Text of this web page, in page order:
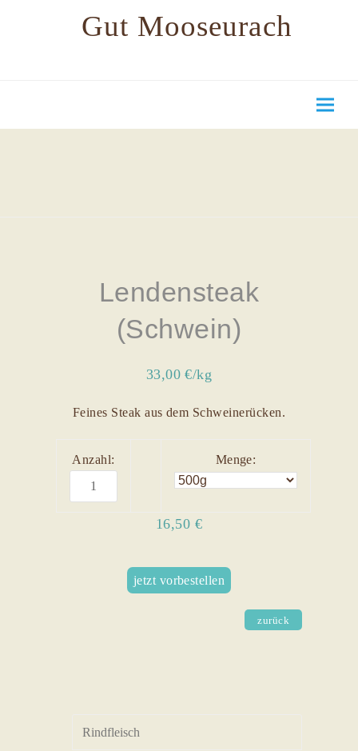
Gut Mooseurach
Lendensteak
(Schwein)
33,00 €/kg
Feines Steak aus dem Schweinerücken.
Anzahl: Menge:
16,50 €
jetzt vorbestellen
zurück
Rindfleisch